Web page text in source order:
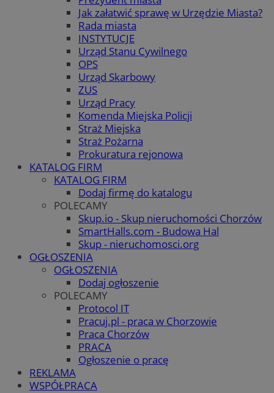
Jak załatwić sprawę w Urzędzie Miasta?
Rada miasta
INSTYTUCJE
Urząd Stanu Cywilnego
OPS
Urząd Skarbowy
ZUS
Urząd Pracy
Komenda Miejska Policji
Straż Miejska
Straż Pożarna
Prokuratura rejonowa
KATALOG FIRM
KATALOG FIRM
Dodaj firmę do katalogu
POLECAMY
Skup.io - Skup nieruchomości Chorzów
SmartHalls.com - Budowa Hal
Skup - nieruchomosci.org
OGŁOSZENIA
OGŁOSZENIA
Dodaj ogłoszenie
POLECAMY
Protocol IT
Pracuj.pl - praca w Chorzowie
Praca Chorzów
PRACA
Ogłoszenie o pracę
REKLAMA
WSPÓŁPRACA